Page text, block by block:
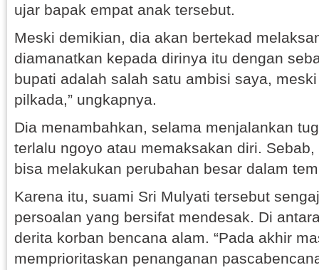
ujar bapak empat anak tersebut.
Meski demikian, dia akan bertekad
diamanatkan kepada dirinya itu dengan
bupati adalah salah satu ambisi saya,
pilkada,” ungkapnya.
Dia menambahkan, selama menjalankan
terlalu ngoyo atau memaksakan diri.
bisa melakukan perubahan besar dalam
Karena itu, suami Sri Mulyati tersebut
persoalan yang bersifat mendesak. Di
derita korban bencana alam. “Pada akhir
memprioritaskan penanganan